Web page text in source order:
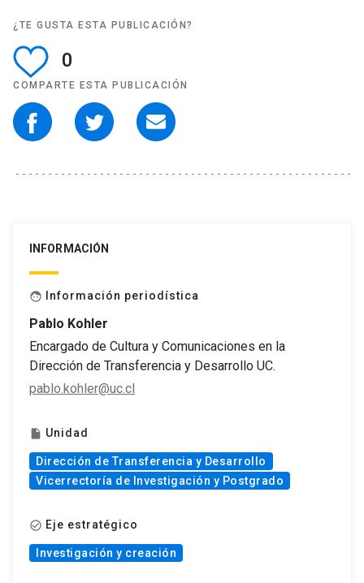
¿TE GUSTA ESTA PUBLICACIÓN?
0
COMPARTE ESTA PUBLICACIÓN
INFORMACIÓN
face Información periodística
Pablo Kohler
Encargado de Cultura y Comunicaciones en la
Dirección de Transferencia y Desarrollo UC.
pablo.kohler@uc.cl
insert_drive_file Unidad
Dirección de Transferencia y Desarrollo
Vicerrectoría de Investigación y Postgrado
check_circle_outline Eje estratégico
Investigación y creación